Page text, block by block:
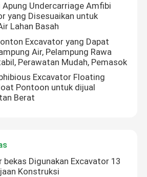
Apung Undercarriage Amfibi
yang Disesuaikan untuk
Lahan Basah
Excavator yang Dapat
Air, Pelampung Rawa
Perawatan Mudah, Pemasok
Excavator Floating
Pontoon untuk dijual
Berat
bekas Digunakan Excavator 13
Konstruksi